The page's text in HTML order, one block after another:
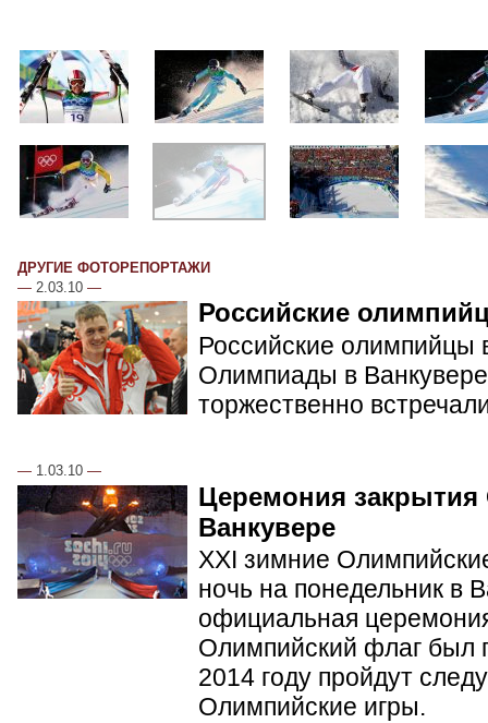
ДРУГИЕ ФОТОРЕПОРТАЖИ
— 2.03.10 —
Российские
Российские олимпийцы
Олимпиады в
торжественно
— 1.03.10 —
Церемония
Ванкувере
XXI зимние
ночь на понедельник в
официальная
Олимпийский флаг был
2014 году пройдут
Олимпийские игры.